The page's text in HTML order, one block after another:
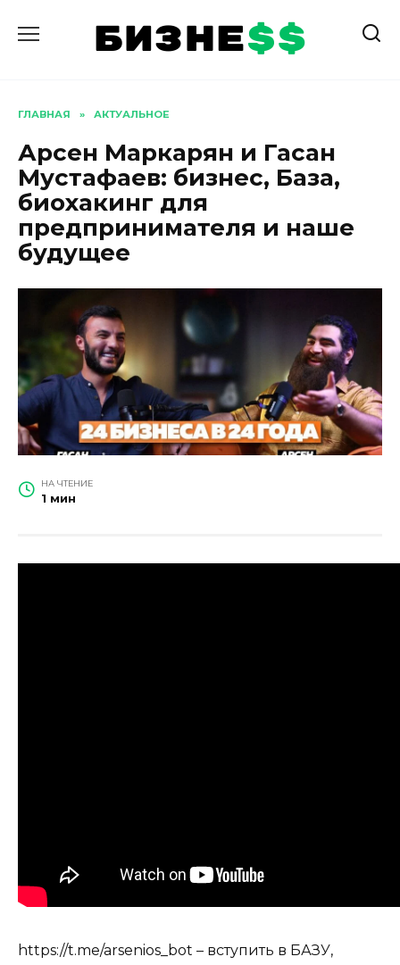
содержанию
ГЛАВНАЯ » АКТУАЛЬНОЕ
Арсен Маркарян и Гасан
Мустафаев: бизнес, База,
биохакинг для
предпринимателя и наше
будущее
НА ЧТЕНИЕ
1 мин
https://t.me/arsenios_bot – вступить в БАЗУ,